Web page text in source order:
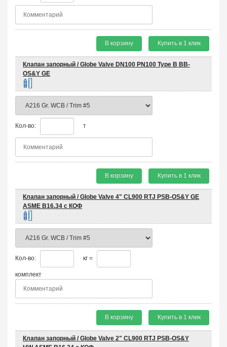
В корзину Купить в 1 клик
Клапан запорный / Globe Valve DN100 PN100 Type B BB-
OS&Y GE
Кол-во: т
В корзину Купить в 1 клик
Клапан запорный / Globe Valve 4" CL900 RTJ PSB-OS&Y GE
ASME B16.34 с КОФ
Кол-во: кг =
комплект
В корзину Купить в 1 клик
Клапан запорный / Globe Valve 2" CL900 RTJ PSB-OS&Y